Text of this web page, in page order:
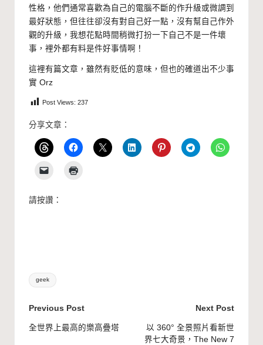
性格，他們通常喜歡為自己的電腦不斷的作升級或微調到
最好狀態，但往往卻沒有對自己好一點，沒有幫自己作外
觀的升級，我想花點時間稍微打扮一下自己不是一件壞
事，裡外都有料是件好事情啊！
這裡有篇文章 ，雖然有貶低的意味，但也的確道出不少事
實 Orz
Post Views: 237
分享文章：
請按讚：
Tags:
geek
Post
navigation
Previous Post
全世界上最高的樂高疊塔
Next Post
以 360° 全景照片看新世
界七大奇景，The New 7